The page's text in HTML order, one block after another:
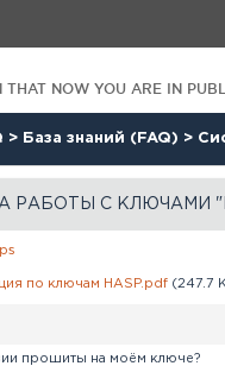
THAT NOW YOU ARE IN
> База знаний (FAQ) >
РАБОТЫ С КЛЮЧАМИ
по ключам HASP.pdf (247.7
прошиты на моём ключе?